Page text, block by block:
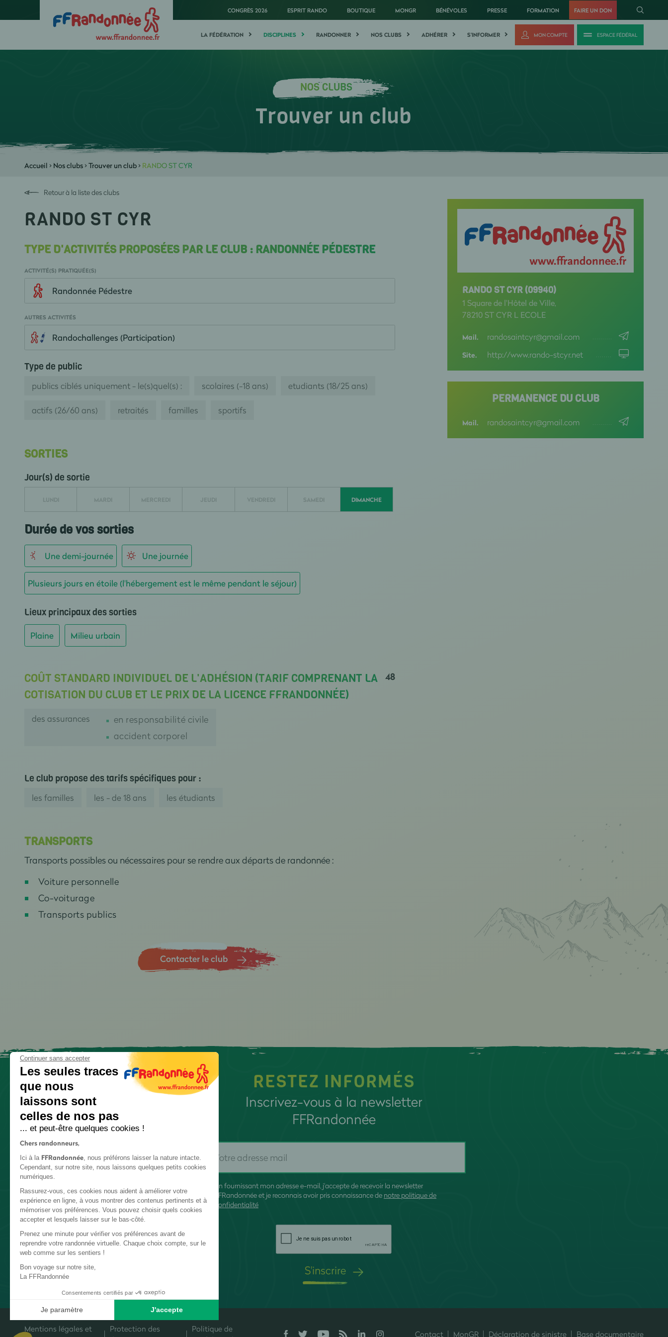
CONGRÈS 2026 ESPRIT RANDO BOUTIQUE MONGR BÉNÉVOLES PRESSE FORMATION FAIRE UN DON
LA FÉDÉRATION DISCIPLINES RANDONNER NOS CLUBS ADHÉRER S'INFORMER MON COMPTE ESPACE FÉDÉRAL
NOS CLUBS
Trouver un club
Accueil > Nos clubs>Trouver un club> RANDO ST CYR
Retour à la liste des clubs
RANDO ST CYR
TYPE D'ACTIVITÉS PROPOSÉES PAR LE CLUB : RANDONNÉE PÉDESTRE
ACTIVITÉ(S) PRATIQUÉE(S)
Randonnée Pédestre
AUTRES ACTIVITÉS
Randochallenges (Participation)
Type de public
publics ciblés uniquement - le(s)quel(s) : scolaires (-18 ans) etudiants (18/25 ans)
actifs (26/60 ans) retraités familles sportifs
SORTIES
Jour(s) de sortie
LUNDI MARDI MERCREDI JEUDI VENDREDI SAMEDI DIMANCHE
Durée de vos sorties
Une demi-journée Une journée
Plusieurs jours en étoile (l'hébergement est le même pendant le séjour)
Lieux principaux des sorties
Plaine Milieu urbain
COÛT STANDARD INDIVIDUEL DE L'ADHÉSION (TARIF COMPRENANT LA
COTISATION DU CLUB ET LE PRIX DE LA LICENCE FFRANDONNÉE)
48
des assurances
en responsabilité civile
accident corporel
Le club propose des tarifs spécifiques pour :
les familles les - de 18 ans les étudiants
TRANSPORTS
Transports possibles ou nécessaires pour se rendre aux départs de randonnée :
Voiture personnelle
Co-voiturage
Transports publics
Contacter le club
RANDO ST CYR (09940)
1 Square de l'Hôtel de Ville,
78210 ST CYR L ECOLE
Mail. randosaintcyr@gmail.com
Site. http://www.rando-stcyr.net
PERMANENCE DU CLUB
Mail. randosaintcyr@gmail.com
RESTEZ INFORMÉS
Inscrivez-vous à la newsletter
FFRandonnée
En fournissant mon adresse e-mail, j'accepte de recevoir la newsletter
FFRandonnée et je reconnais avoir pris connaissance de notre politique de
confidentialité
S'inscrire
Mentions légales et
Protection des
Politique de
Contact MonGR Déclaration de sinistre Base documentaire
Continuer sans accepter
Les seules traces
que nous
laissons sont
celles de nos pas
... et peut-être quelques cookies !
Chers randonneurs,
Ici à la FFRandonnée, nous préférons laisser la nature intacte.
Cependant, sur notre site, nous laissons quelques petits cookies
numériques.
Rassurez-vous, ces cookies nous aident à améliorer votre
expérience en ligne, à vous montrer des contenus pertinents et à
mémoriser vos préférences. Vous pouvez choisir quels cookies
accepter et lesquels laisser sur le bas-côté.
Prenez une minute pour vérifier vos préférences avant de
reprendre votre randonnée virtuelle. Chaque choix compte, sur le
web comme sur les sentiers !
Bon voyage sur notre site,
La FFRandonnée
Consentements certifiés par
Je paramètre
J'accepte
Axeptio consent
Plateforme de Gestion du Consentement : Personnalisez vos Options